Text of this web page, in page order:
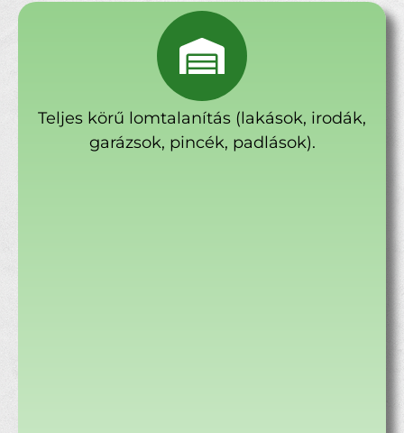
Teljes körű lomtalanítás (lakások, irodák,
garázsok, pincék, padlások).